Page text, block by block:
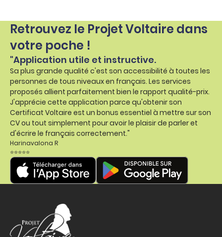
Retrouvez le Projet Voltaire dans
votre poche !
"Application utile et instructive.
Sa plus grande qualité c'est son accessibilité à toutes les
personnes de tous niveaux en français. Les services
proposés allient parfaitement bien le rapport qualité-prix.
J'apprécie cette application parce qu'obtenir son
Certificat Voltaire est un bonus essentiel à mettre sur son
CV ou tout simplement pour avoir le plaisir de parler et
d'écrire le français correctement."
Harinavalona R
⭐⭐⭐⭐⭐